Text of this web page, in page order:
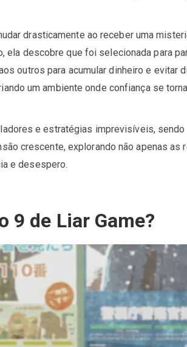
drasticamente ao receber uma
ela descobre que foi selecionada para
outros para acumular dinheiro e evitar
um ambiente onde confiança se
e estratégias imprevisíveis, sendo
crescente, explorando não apenas as
e desespero.
9 de Liar Game?